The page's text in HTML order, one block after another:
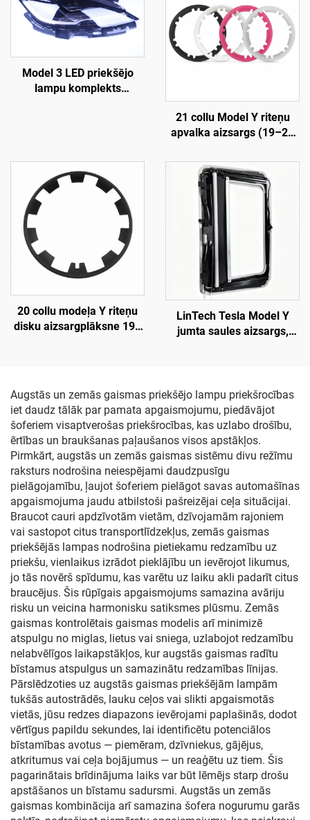
Model 3 LED priekšējo
lampu komplekts
21 collu Model Y riteņu
apvalka aizsargs (19–24
20 collu modeļa Y riteņu
disku aizsargplāksne 19–
LinTech Tesla Model Y
jumta saules aizsargs,
Augstās un zemās gaismas priekšējo lampu priekšrocības
iet daudz tālāk par pamata apgaismojumu, piedāvājot
šoferiem visaptverošas priekšrocības, kas uzlabo drošību,
ērtības un braukšanas paļaušanos visos apstākļos.
Pirmkārt, augstās un zemās gaismas sistēmu divu režīmu
raksturs nodrošina neiespējami daudzpusīgu
pielāgojamību, ļaujot šoferiem pielāgot savas automašīnas
apgaismojuma jaudu atbilstoši pašreizējai ceļa situācijai.
Braucot cauri apdzīvotām vietām, dzīvojamām rajoniem
vai sastopot citus transportlīdzekļus, zemās gaismas
priekšējās lampas nodrošina pietiekamu redzamību uz
priekšu, vienlaikus izrādot pieklājību un ievērojot likumus,
jo tās novērš spīdumu, kas varētu uz laiku akli padarīt citus
braucējus. Šis rūpīgais apgaismojums samazina avāriju
risku un veicina harmonisku satiksmes plūsmu. Zemās
gaismas kontrolētais gaismas modelis arī minimizē
atspulgu no miglas, lietus vai sniega, uzlabojot redzamību
nelabvēlīgos laikapstākļos, kur augstās gaismas radītu
bīstamus atspulgus un samazinātu redzamības līnijas.
Pārslēdzoties uz augstās gaismas priekšējām lampām
tukšās autostrādēs, lauku ceļos vai slikti apgaismotās
vietās, jūsu redzes diapazons ievērojami paplašinās, dodot
vērtīgus papildu sekundes, lai identificētu potenciālos
bīstamības avotus — piemēram, dzīvniekus, gājējus,
atkritumus vai ceļa bojājumus — un reaģētu uz tiem. Šis
pagarinātais brīdinājuma laiks var būt lēmējs starp drošu
apstāšanos un bīstamu sadursmi. Augstās un zemās
gaismas kombinācija arī samazina šofera nogurumu garās